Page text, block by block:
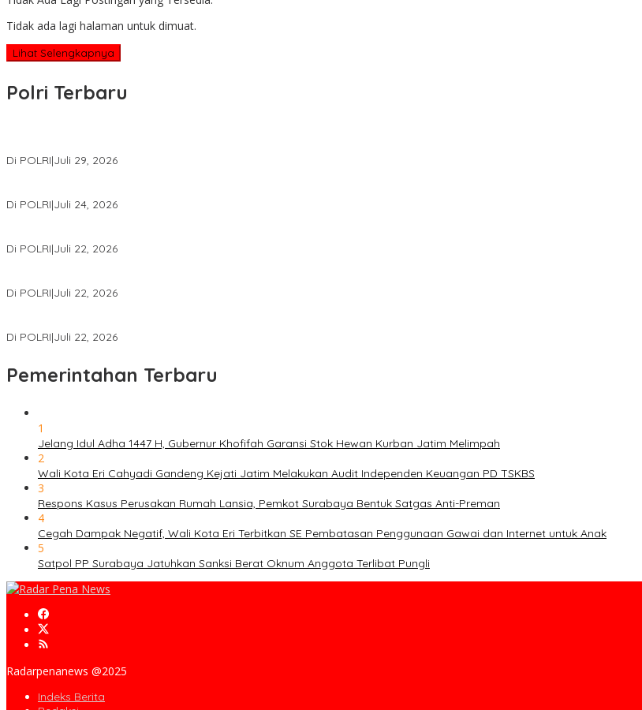
Tidak ada lagi halaman untuk dimuat.
Lihat Selengkapnya
Polri Terbaru
Di POLRI|Juli 29, 2026
Di POLRI|Juli 24, 2026
Di POLRI|Juli 22, 2026
Di POLRI|Juli 22, 2026
Di POLRI|Juli 22, 2026
Pemerintahan Terbaru
1
Jelang Idul Adha 1447 H, Gubernur Khofifah Garansi Stok Hewan Kurban Jatim Melimpah
2
Wali Kota Eri Cahyadi Gandeng Kejati Jatim Melakukan Audit Independen Keuangan PD TSKBS
3
Respons Kasus Perusakan Rumah Lansia, Pemkot Surabaya Bentuk Satgas Anti-Preman
4
Cegah Dampak Negatif, Wali Kota Eri Terbitkan SE Pembatasan Penggunaan Gawai dan Internet untuk Anak
5
Satpol PP Surabaya Jatuhkan Sanksi Berat Oknum Anggota Terlibat Pungli
Radarpenanews @2025
Indeks Berita